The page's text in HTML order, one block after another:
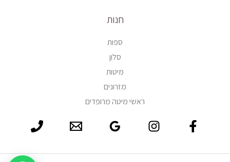
חנות
ספות
סלון
מיטות
מזרונים
ראשי מיטה מרופדים